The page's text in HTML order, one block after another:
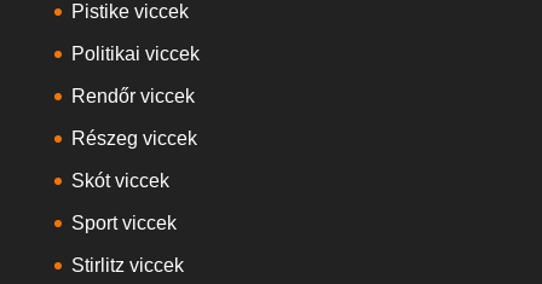
Pistike viccek
Politikai viccek
Rendőr viccek
Részeg viccek
Skót viccek
Sport viccek
Stirlitz viccek